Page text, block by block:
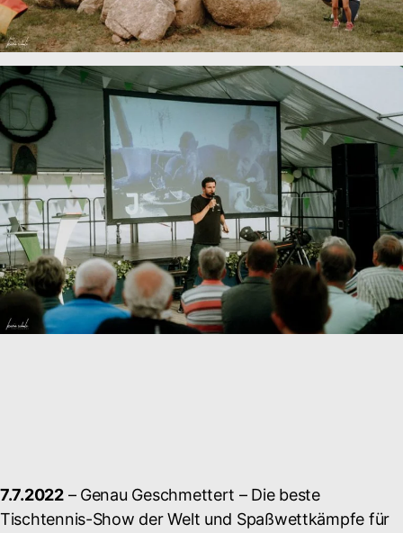
7.7.2022– Genau Geschmettert – Die beste
Tischtennis-Show der Welt und Spaßwettkämpfe für